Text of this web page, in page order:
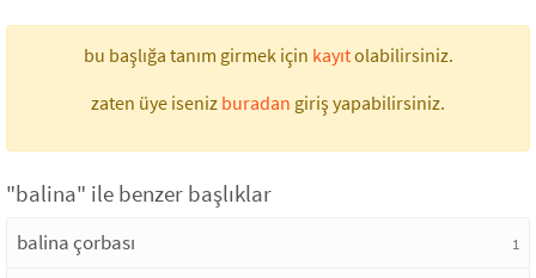
bu başlığa tanım girmek için kayıtolabilirsiniz.
zaten üye iseniz buradan giriş yapabilirsiniz.
"balina" ile benzer başlıklar
balina çorbası 1